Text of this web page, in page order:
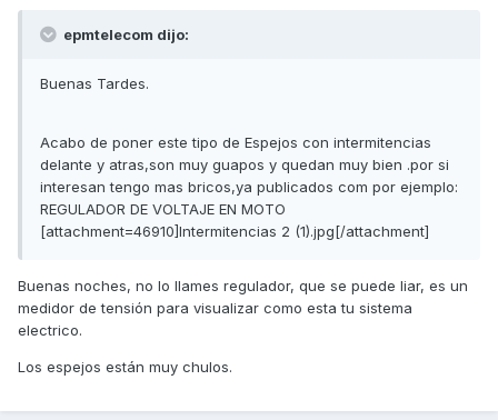
epmtelecom dijo:
Buenas Tardes.
Acabo de poner este tipo de Espejos con intermitencias
delante y atras,son muy guapos y quedan muy bien .por si
interesan tengo mas bricos,ya publicados com por ejemplo:
REGULADOR DE VOLTAJE EN MOTO
[attachment=46910]Intermitencias 2 (1).jpg[/attachment]
Buenas noches, no lo llames regulador, que se puede liar, es un
medidor de tensión para visualizar como esta tu sistema
electrico.
Los espejos están muy chulos.